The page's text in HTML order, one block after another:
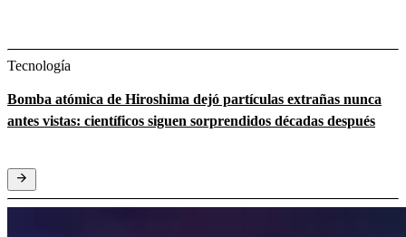
Tecnología
Bomba atómica de Hiroshima dejó partículas extrañas nunca
antes vistas: científicos siguen sorprendidos décadas después